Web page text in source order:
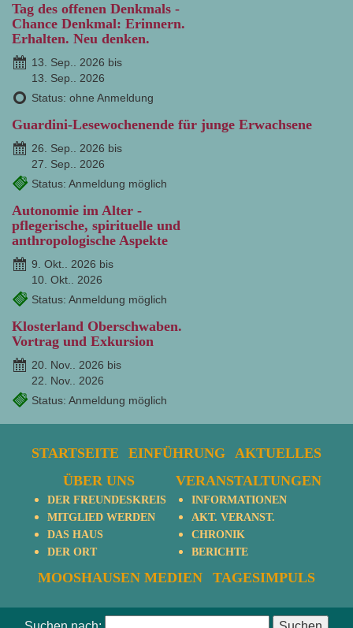
Tag des offenen Denkmals -
Chance Denkmal: Erinnern.
Erhalten. Neu denken.
13. Sep.. 2026 bis
13. Sep.. 2026
Status: ohne Anmeldung
Guardini-Lesewochenende für junge Erwachsene
26. Sep.. 2026 bis
27. Sep.. 2026
Status: Anmeldung möglich
Autonomie im Alter -
pflegerische, spirituelle und
anthropologische Aspekte
9. Okt.. 2026 bis
10. Okt.. 2026
Status: Anmeldung möglich
Klosterland Oberschwaben.
Vortrag und Exkursion
20. Nov.. 2026 bis
22. Nov.. 2026
Status: Anmeldung möglich
STARTSEITE EINFÜHRUNG
AKTUELLES
ÜBER UNS
DER FREUNDESKREIS
MITGLIED WERDEN
DAS HAUS
DER ORT
VERANSTALTUNGEN
INFORMATIONEN
AKT. VERANST.
CHRONIK
BERICHTE
MOOSHAUSEN MEDIEN TAGESIMPULS